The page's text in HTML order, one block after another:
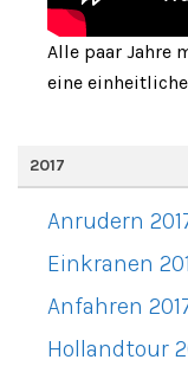
Alle paar Jahre
eine
2017
Anrudern
Einkranen
Anfahren
Hollandtour